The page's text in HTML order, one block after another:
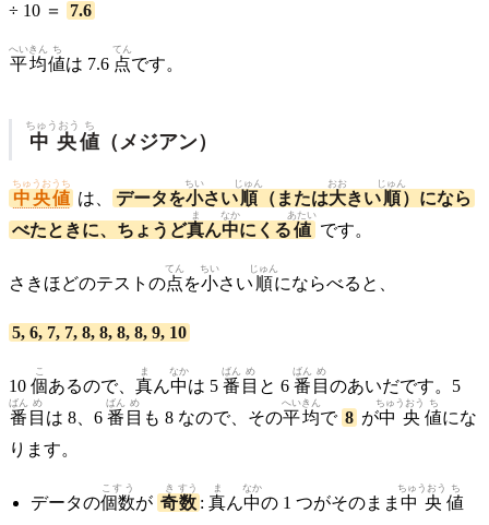
÷ 10 ＝
7.6
平均
へいきん
値
ち
は 7.6 点
てん
です。
中央
ちゅうおう
値
ち
（メジアン）
中央値
ちゅうおうち
は、 データを小
ちい
さい順
じゅん
（または大
おお
きい順
じゅん
）になら
べたときに、ちょうど真
ま
ん中
なか
にくる値
あたい
です。
さきほどのテストの点
てん
を小
ちい
さい 順
じゅん
にならべると、
5, 6, 7, 7, 8, 8, 8, 8, 9, 10
10 個
こ
あるので、 真
ま
ん中
なか
は 5 番
ばん
目
め
と 6 番
ばん
目
め
のあいだです。5
番
ばん
目
め
は 8、6 番
ばん
目
め
も 8 なので、その平均
へいきん
で 8 が中央
ちゅうおう
値
ち
にな
ります。
データの個数
こすう
が 奇
き
数
すう
: 真
ま
ん中
なか
の 1 つがそのまま 中央
ちゅうおう
値
ち